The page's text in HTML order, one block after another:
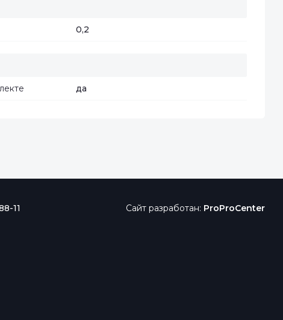
0,2
да
11 Сайт разработан: ProProCenter